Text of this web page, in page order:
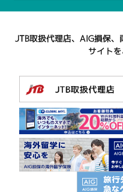
JTB取扱代理店、AIG損保
サイトを